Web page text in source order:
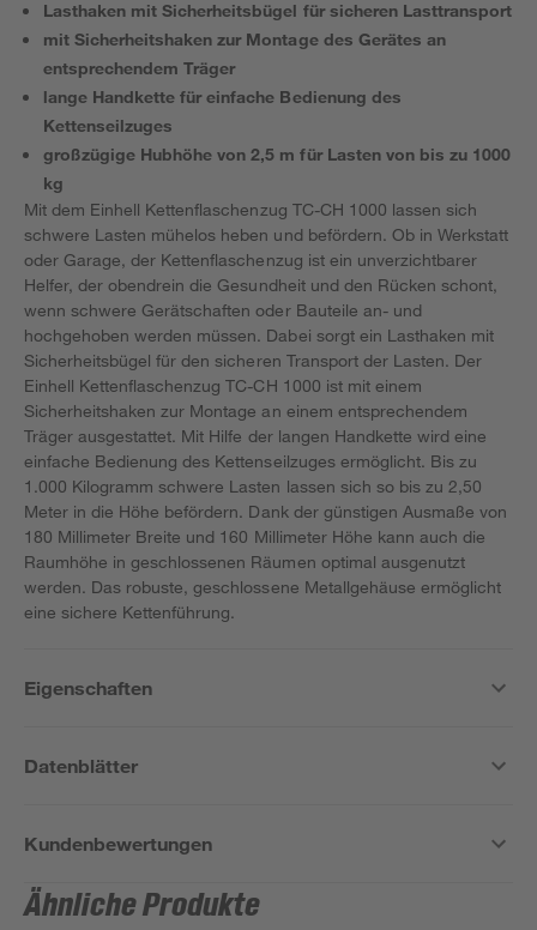
Lasthaken mit Sicherheitsbügel für sicheren Lasttransport
mit Sicherheitshaken zur Montage des Gerätes an
entsprechendem Träger
lange Handkette für einfache Bedienung des
Kettenseilzuges
großzügige Hubhöhe von 2,5 m für Lasten von bis zu 1000
kg
Mit dem Einhell Kettenflaschenzug TC-CH 1000 lassen sich
schwere Lasten mühelos heben und befördern. Ob in Werkstatt
oder Garage, der Kettenflaschenzug ist ein unverzichtbarer
Helfer, der obendrein die Gesundheit und den Rücken schont,
wenn schwere Gerätschaften oder Bauteile an- und
hochgehoben werden müssen. Dabei sorgt ein Lasthaken mit
Sicherheitsbügel für den sicheren Transport der Lasten. Der
Einhell Kettenflaschenzug TC-CH 1000 ist mit einem
Sicherheitshaken zur Montage an einem entsprechendem
Träger ausgestattet. Mit Hilfe der langen Handkette wird eine
einfache Bedienung des Kettenseilzuges ermöglicht. Bis zu
1.000 Kilogramm schwere Lasten lassen sich so bis zu 2,50
Meter in die Höhe befördern. Dank der günstigen Ausmaße von
180 Millimeter Breite und 160 Millimeter Höhe kann auch die
Raumhöhe in geschlossenen Räumen optimal ausgenutzt
werden. Das robuste, geschlossene Metallgehäuse ermöglicht
eine sichere Kettenführung.
Eigenschaften
Datenblätter
Kundenbewertungen
Ähnliche Produkte